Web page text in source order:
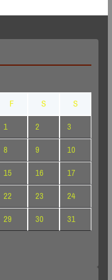
F S
S
1
2
3
8 9
10
15 16
17
22 23
24
29 30
31